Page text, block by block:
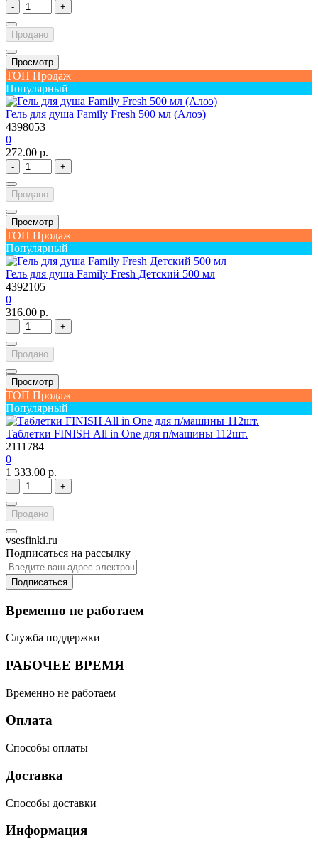
- +
Продано
Просмотр
ТОП Продаж
Популярный
Гель для душа Family Fresh 500 мл (Алоэ)
4398053
0
272.00 р.
- +
Продано
Просмотр
ТОП Продаж
Популярный
Гель для душа Family Fresh Детский 500 мл
4392105
0
316.00 р.
- +
Продано
Просмотр
ТОП Продаж
Популярный
Таблетки FINISH All in One для п/машины 112шт.
2111784
0
1 333.00 р.
- +
Продано
vsesfinki.ru
Подписаться на рассылку
Подписаться
Временно не работаем
Служба поддержки
РАБОЧЕЕ ВРЕМЯ
Временно не работаем
Оплата
Способы оплаты
Доставка
Способы доставки
Информация